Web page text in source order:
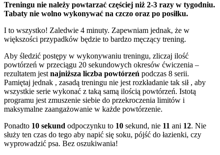
Treningu nie należy powtarzać częściej niż 2-3 razy w tygodniu.
Tabaty nie wolno wykonywać na czczo oraz po posiłku.
I to wszystko! Zaledwie 4 minuty. Zapewniam jednak, że w
większości przypadków będzie to bardzo męczący trening.
Aby śledzić postępy w wykonywaniu treningu, zliczaj ilość
powtórzeń w przeciągu 20 sekundowych okresów ćwiczenia –
rezultatem jest najniższa liczba powtórzeń podczas 8 serii.
Pamiętaj jednak , zasadą treningu nie jest rozkładanie tak sił , aby
wszystkie serie wykonać z taką samą ilością powtórzeń. Istotą
programu jest zmuszenie siebie do przekroczenia limitów i
maksymalne zaangażowanie w każde powtórzenie.
Ponadto 10 sekund odpoczynku to 10 sekund, nie 11 ani 12. Nie
służy ten czas do tego aby napić się soku, pójść do łazienki, czy
wyprowadzić psa. Bez oszukiwania!